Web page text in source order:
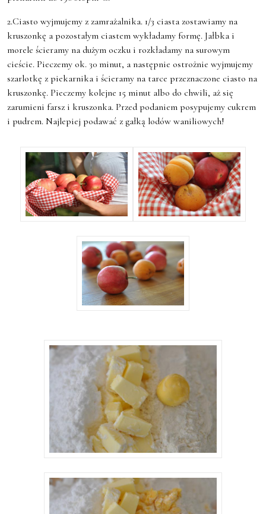
2.Ciasto wyjmujemy z zamrażalnika. 1/3 ciasta zostawiamy na
kruszonkę a pozostałym ciastem wykładamy formę. Jałbka i
morele ścieramy na dużym oczku i rozkładamy na surowym
cieście. Pieczemy ok. 30 minut, a następnie ostrożnie wyjmujemy
szarlotkę z piekarnika i ścieramy na tarce przeznaczone ciasto na
kruszonkę. Pieczemy kolejne 15 minut albo do chwili, aż się
zarumieni farsz i kruszonka. Przed podaniem posypujemy cukrem
i pudrem. Najlepiej podawać z gałką lodów waniliowych!